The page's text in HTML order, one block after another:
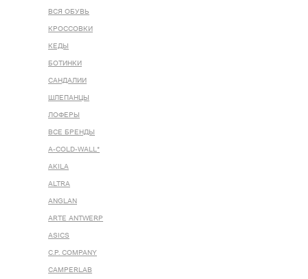
ВСЯ ОБУВЬ
КРОССОВКИ
КЕДЫ
БОТИНКИ
САНДАЛИИ
ШЛЕПАНЦЫ
ЛОФЕРЫ
ВСЕ БРЕНДЫ
A-COLD-WALL*
AKILA
ALTRA
ANGLAN
ARTE ANTWERP
ASICS
C.P. COMPANY
CAMPERLAB